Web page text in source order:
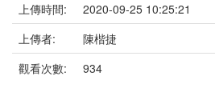
上傳時間:
2020-09-25 10:25:21
上傳者:
陳楷捷
觀看次數:
934